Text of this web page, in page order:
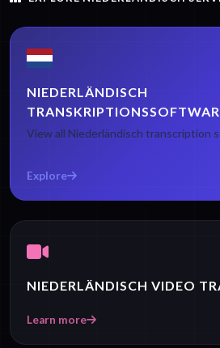
NIEDERLÄNDISCH
View all Niederländisch transcription
Explore
NIEDERLÄNDISCH VIDEO
Learn more